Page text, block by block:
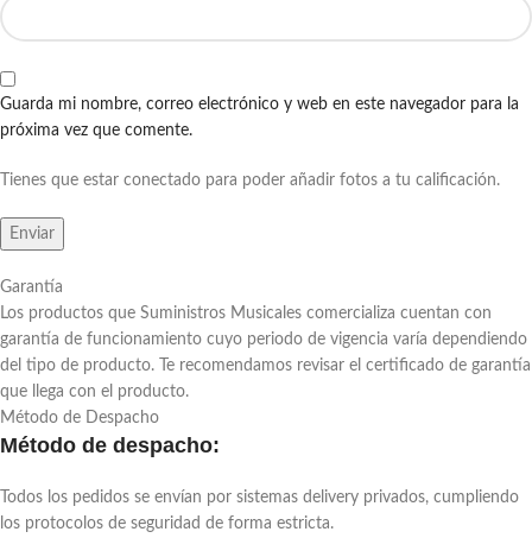
Guarda mi nombre, correo electrónico y web en este navegador para la
próxima vez que comente.
Tienes que estar conectado para poder añadir fotos a tu calificación.
Garantía
Los productos que Suministros Musicales comercializa cuentan con
garantía de funcionamiento cuyo periodo de vigencia varía dependiendo
del tipo de producto. Te recomendamos revisar el certificado de garantía
que llega con el producto.
Método de Despacho
Método de despacho:
Todos los pedidos se envían por sistemas delivery privados, cumpliendo
los protocolos de seguridad de forma estricta.